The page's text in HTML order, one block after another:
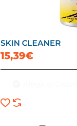
SKIN CLEANER
15,39€